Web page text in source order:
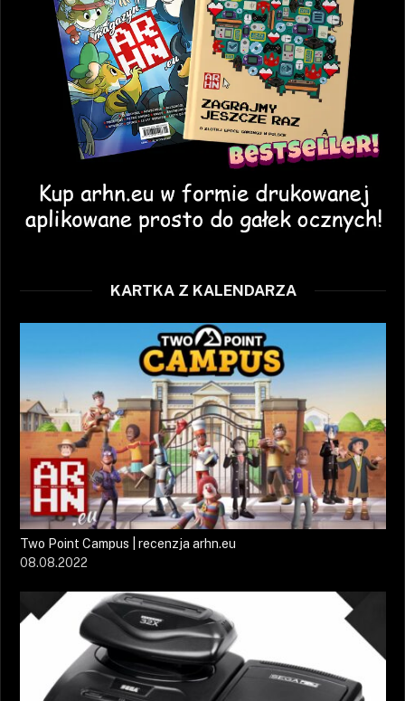
KARTKA Z KALENDARZA
Two Point Campus | recenzja arhn.eu
08.08.2022